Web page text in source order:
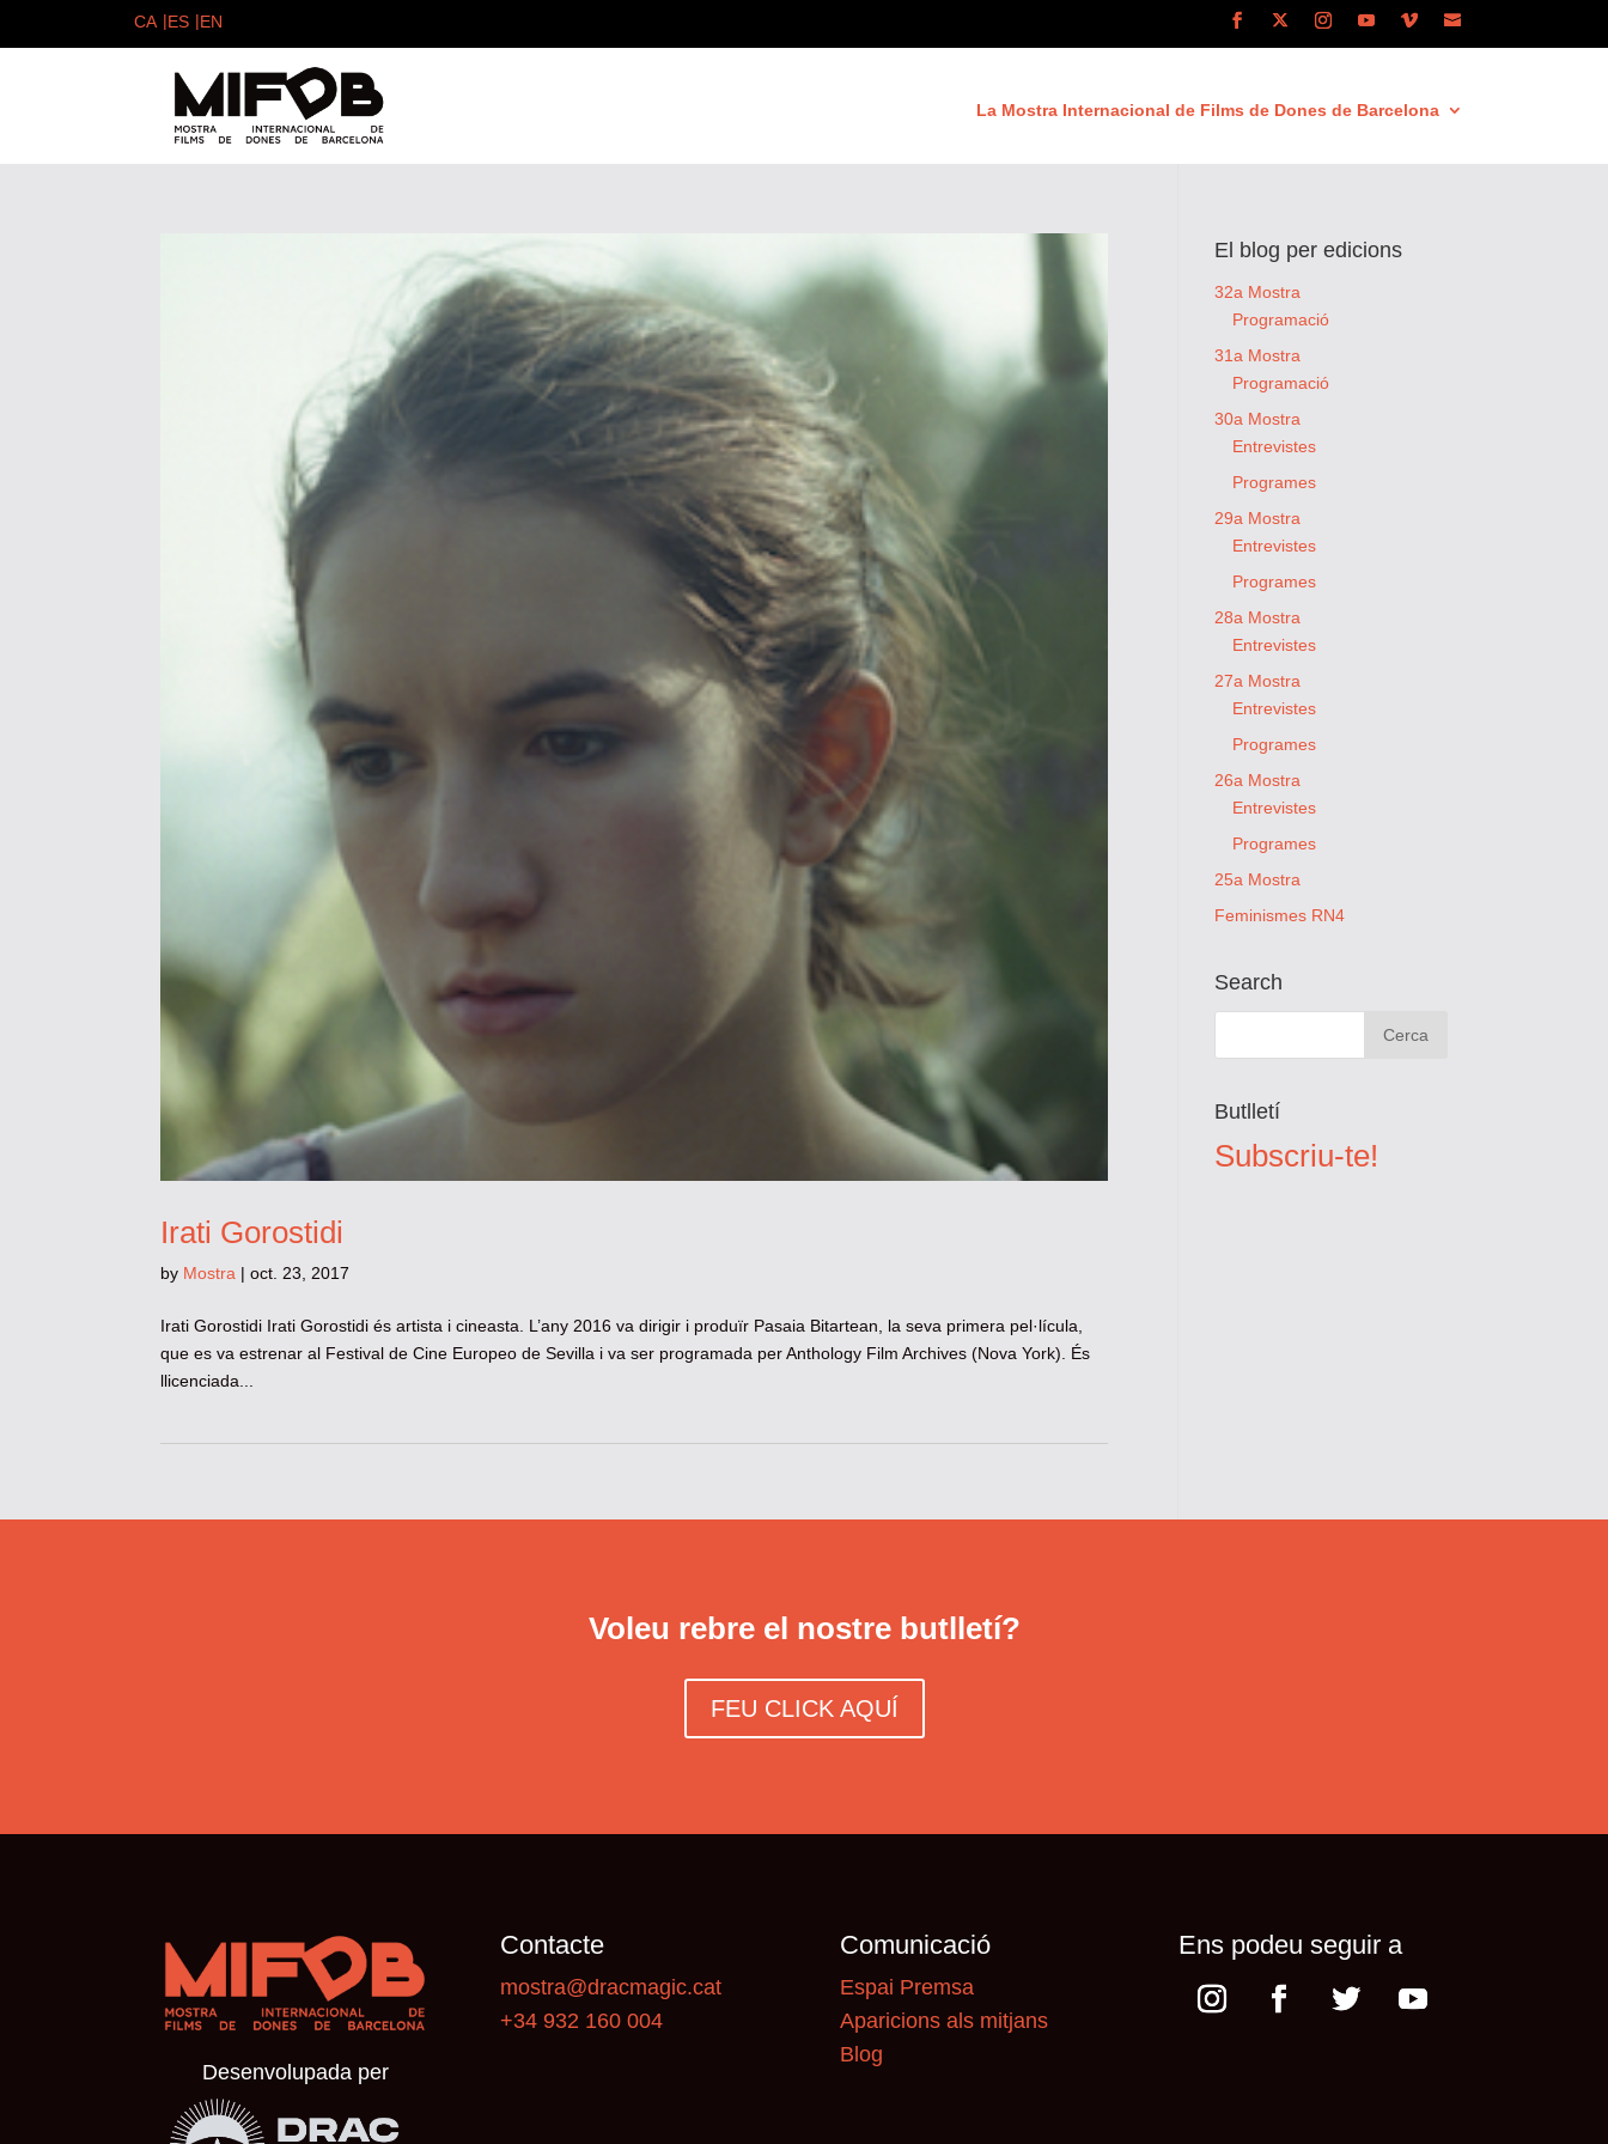
La Mostra Internacional de Films de Dones de Barcelona
Irati Gorostidi
by Mostra |oct. 23, 2017
Irati Gorostidi Irati Gorostidi és artista i cineasta. L’any 2016 va dirigir i produïr Pasaia Bitartean, la seva primera pel·lícula,
que es va estrenar al Festival de Cine Europeo de Sevilla i va ser programada per Anthology Film Archives (Nova York). És
llicenciada...
El blog per edicions
32a Mostra
Programació
31a Mostra
Programació
30a Mostra
Entrevistes
Programes
29a Mostra
Entrevistes
Programes
28a Mostra
Entrevistes
27a Mostra
Entrevistes
Programes
26a Mostra
Entrevistes
Programes
25a Mostra
Feminismes RN4
Search
Butlletí
Subscriu-te!
Voleu rebre el nostre butlletí?
FEU CLICK AQUÍ
Desenvolupada per
Contacte
mostra@dracmagic.cat
+34 932 160 004
Comunicació
Espai Premsa
Aparicions als mitjans
Blog
Ens podeu seguir a